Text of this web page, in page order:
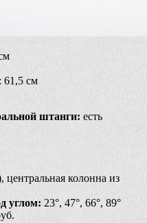
61,5 см
штанги: есть
центральная колонна из
углом: 23°, 47°, 66°, 89°